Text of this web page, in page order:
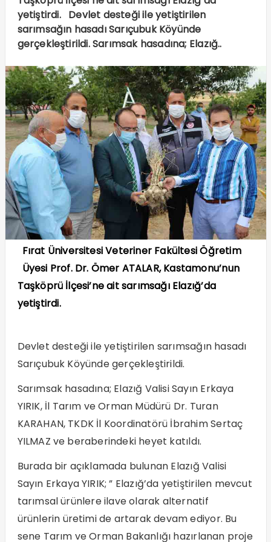
yetiştirdi. Devlet desteği ile yetiştirilen
sarımsağın hasadı Sarıçubuk Köyünde
gerçekleştirildi. Sarımsak hasadına; Elazığ..
Fırat Üniversitesi Veteriner Fakültesi Öğretim
Üyesi Prof. Dr. Ömer ATALAR, Kastamonu’nun
Taşköprü İlçesi’ne ait sarımsağı Elazığ’da
yetiştirdi.
Devlet desteği ile yetiştirilen sarımsağın hasadı
Sarıçubuk Köyünde gerçekleştirildi.
Sarımsak hasadına; Elazığ Valisi Sayın Erkaya
YIRIK, İl Tarım ve Orman Müdürü Dr. Turan
KARAHAN, TKDK İl Koordinatörü İbrahim Sertaç
YILMAZ ve beraberindeki heyet katıldı.
Burada bir açıklamada bulunan Elazığ Valisi
Sayın Erkaya YIRIK; ” Elazığ’da yetiştirilen mevcut
tarımsal ürünlere ilave olarak alternatif
ürünlerin üretimi de artarak devam ediyor. Bu
sene Tarım ve Orman Bakanlığı hazırlanan proje